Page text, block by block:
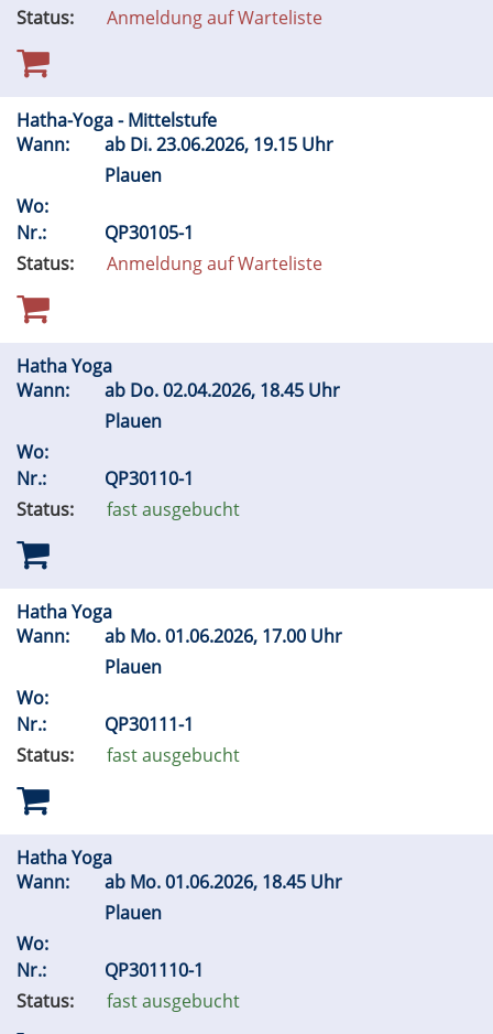
Status:
Anmeldung auf Warteliste
Hatha-Yoga - Mittelstufe
Wann:
ab Di.23.06.2026, 19.15 Uhr
Plauen
Wo:
Nr.:
QP30105-1
Status:
Anmeldung auf Warteliste
Hatha Yoga
Wann:
ab Do.02.04.2026, 18.45 Uhr
Plauen
Wo:
Nr.:
QP30110-1
Status:
fast ausgebucht
Hatha Yoga
Wann:
ab Mo.01.06.2026, 17.00 Uhr
Plauen
Wo:
Nr.:
QP30111-1
Status:
fast ausgebucht
Hatha Yoga
Wann:
ab Mo.01.06.2026, 18.45 Uhr
Plauen
Wo:
Nr.:
QP301110-1
Status:
fast ausgebucht